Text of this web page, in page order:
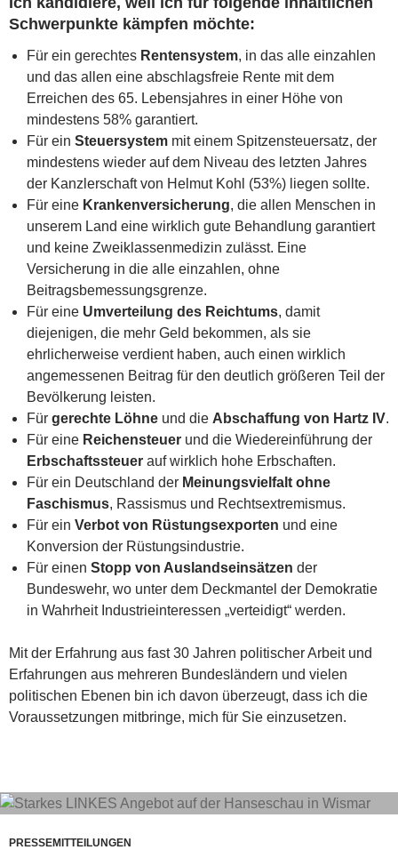
Schwerpunkte kämpfen möchte:
Für ein gerechtes Rentensystem, in das alle einzahlen
und das allen eine abschlagsfreie Rente mit dem
Erreichen des 65. Lebensjahres in einer Höhe von
mindestens 58% garantiert.
Für ein Steuersystem mit einem Spitzensteuersatz, der
mindestens wieder auf dem Niveau des letzten Jahres
der Kanzlerschaft von Helmut Kohl (53%) liegen sollte.
Für eine Krankenversicherung, die allen Menschen in
unserem Land eine wirklich gute Behandlung garantiert
und keine Zweiklassenmedizin zulässt. Eine
Versicherung in die alle einzahlen, ohne
Beitragsbemessungsgrenze.
Für eine Umverteilung des Reichtums, damit
diejenigen, die mehr Geld bekommen, als sie
ehrlicherweise verdient haben, auch einen wirklich
angemessenen Beitrag für den deutlich größeren Teil der
Bevölkerung leisten.
Für gerechte Löhne und die Abschaffung von Hartz IV.
Für eine Reichensteuer und die Wiedereinführung der
Erbschaftssteuer auf wirklich hohe Erbschaften.
Für ein Deutschland der Meinungsvielfalt ohne
Faschismus, Rassismus und Rechtsextremismus.
Für ein Verbot von Rüstungsexporten und eine
Konversion der Rüstungsindustrie.
Für einen Stopp von Auslandseinsätzen der
Bundeswehr, wo unter dem Deckmantel der Demokratie
in Wahrheit Industrieinteressen „verteidigt“ werden.
Mit der Erfahrung aus fast 30 Jahren politischer Arbeit und
Erfahrungen aus mehreren Bundesländern und vielen
politischen Ebenen bin ich davon überzeugt, dass ich die
Voraussetzungen mitbringe, mich für Sie einzusetzen.
PRESSEMITTEILUNGEN